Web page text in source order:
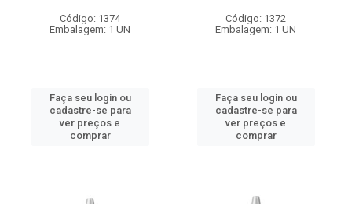
Código: 1374
Embalagem: 1 UN
Faça seu login ou
cadastre-se para
ver preços e
comprar
Código: 1372
Embalagem: 1 UN
Faça seu login ou
cadastre-se para
ver preços e
comprar